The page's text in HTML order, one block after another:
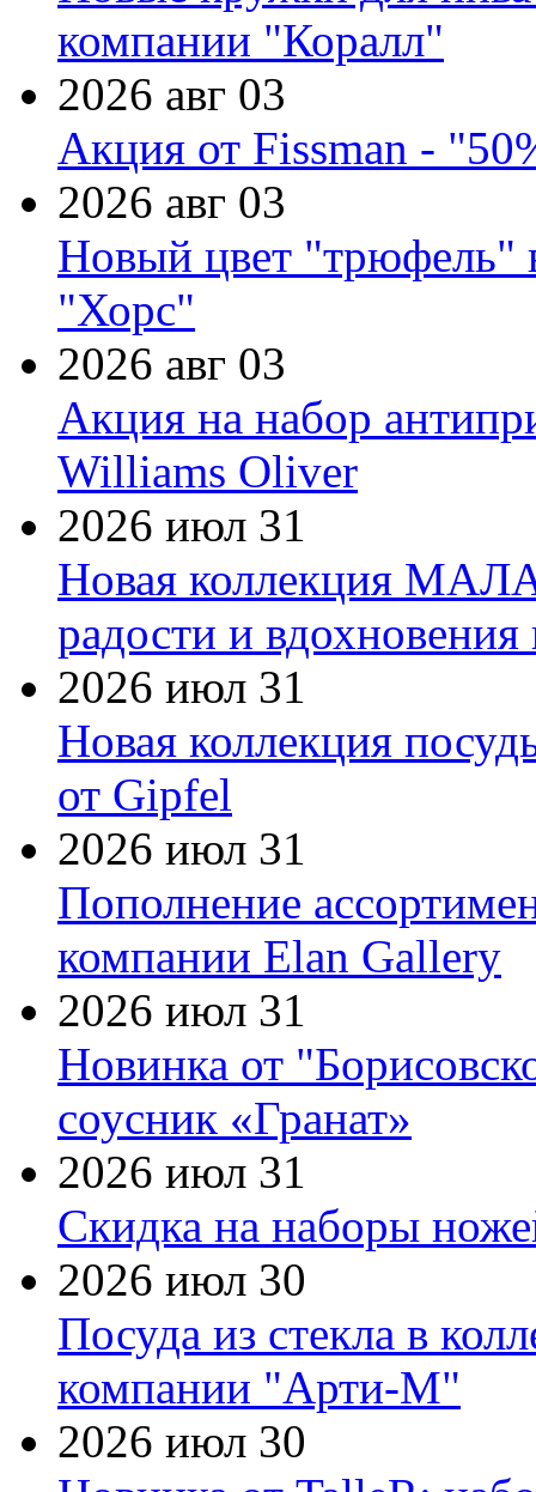
компании "Коралл"
2026 авг 03
Акция от Fissman -
2026 авг 03
Новый цвет "трюфель"
"Хорс"
2026 авг 03
Акция на набор
Williams Oliver
2026 июл 31
Новая коллекция
радости и
2026 июл 31
Новая коллекция
от Gipfel
2026 июл 31
Пополнение
компании Elan Gallery
2026 июл 31
Новинка от
соусник «Гранат»
2026 июл 31
Скидка на наборы
2026 июл 30
Посуда из стекла в
компании "Арти-М"
2026 июл 30